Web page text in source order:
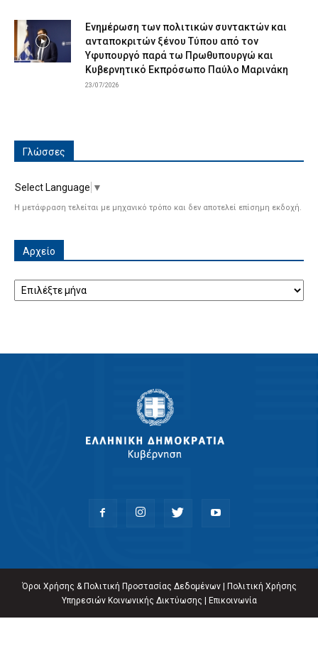
Ενημέρωση των πολιτικών συντακτών και
ανταποκριτών ξένου Τύπου από τον
Υφυπουργό παρά τω Πρωθυπουργώ και
Κυβερνητικό Εκπρόσωπο Παύλο Μαρινάκη
23/07/2026
Γλώσσες
Select Language ▼
Η μετάφραση τελείται με μηχανικό τρόπο και δεν αποτελεί επίσημη εκδοχή.
Αρχείο
Αρχείο
Όροι Χρήσης & Πολιτική Προστασίας Δεδομένων| Πολιτική Χρήσης
Υπηρεσιών Κοινωνικής Δικτύωσης | Επικοινωνία